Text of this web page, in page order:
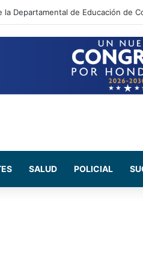
el expresidente Juan Orlando
SALUD POLICIAL